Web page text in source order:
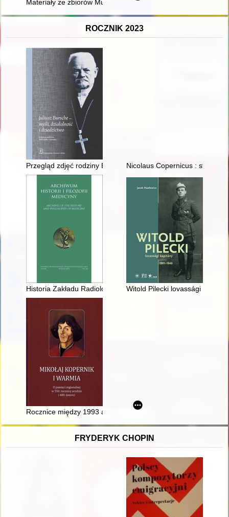
Materiały ze zbiorów Muzeum Polskiego w Rapperswilu :
ROCZNIK 2023
Przegląd zdjęć rodziny BurscheNicolaus Copernicus : student
Historia Zakładu Radiologii Pediatrycznej Warszawskiego
Witold Pilecki lovassági
Rocznice między 1993 a 2013 rokiem
FRYDERYK CHOPIN